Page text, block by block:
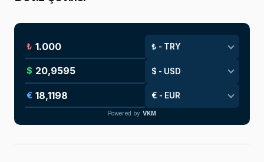
₺
$
€
Powered by VKM